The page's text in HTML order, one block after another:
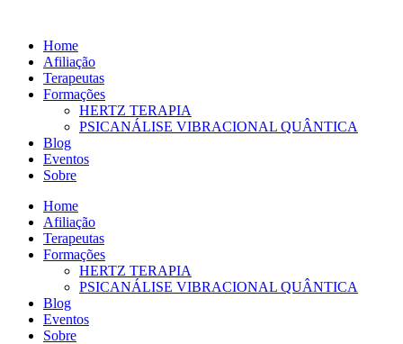
conteúdo
Home
Afiliação
Terapeutas
Formações
HERTZ TERAPIA
PSICANÁLISE VIBRACIONAL QUÂNTICA
Blog
Eventos
Sobre
Home
Afiliação
Terapeutas
Formações
HERTZ TERAPIA
PSICANÁLISE VIBRACIONAL QUÂNTICA
Blog
Eventos
Sobre